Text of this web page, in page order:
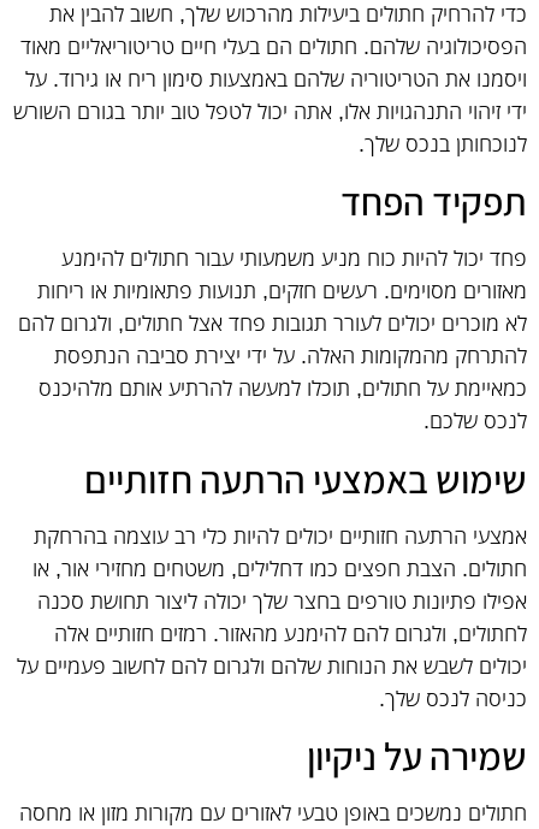
כדי להרחיק חתולים ביעילות מהרכוש שלך, חשוב להבין את
הפסיכולוגיה שלהם. חתולים הם בעלי חיים טריטוריאליים מאוד
ויסמנו את הטריטוריה שלהם באמצעות סימון ריח או גירוד. על
ידי זיהוי התנהגויות אלו, אתה יכול לטפל טוב יותר בגורם השורש
לנוכחותן בנכס שלך.
תפקיד הפחד
פחד יכול להיות כוח מניע משמעותי עבור חתולים להימנע
מאזורים מסוימים. רעשים חזקים, תנועות פתאומיות או ריחות
לא מוכרים יכולים לעורר תגובות פחד אצל חתולים, ולגרום להם
להתרחק מהמקומות האלה. על ידי יצירת סביבה הנתפסת
כמאיימת על חתולים, תוכלו למעשה להרתיע אותם מלהיכנס
לנכס שלכם.
שימוש באמצעי הרתעה חזותיים
אמצעי הרתעה חזותיים יכולים להיות כלי רב עוצמה בהרחקת
חתולים. הצבת חפצים כמו דחלילים, משטחים מחזירי אור, או
אפילו פתיונות טורפים בחצר שלך יכולה ליצור תחושת סכנה
לחתולים, ולגרום להם להימנע מהאזור. רמזים חזותיים אלה
יכולים לשבש את הנוחות שלהם ולגרום להם לחשוב פעמיים על
כניסה לנכס שלך.
שמירה על ניקיון
חתולים נמשכים באופן טבעי לאזורים עם מקורות מזון או מחסה